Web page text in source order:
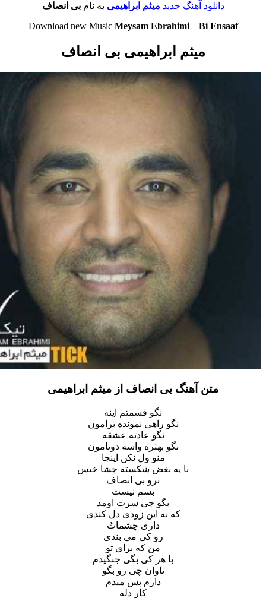
دانلود آهنگ جدید میثم ابراهیمی به نامبی انصاف
Download new Music Meysam Ebrahimi–Bi
میثم ابراهیمی بی انصاف
متن آهنگ بی انصاف از میثم ابراهیمی
نگو قسمتم اینه
نگو راهی نمونده برامون
نگو عادته عشقه
نگو بهتره واسه دوتامون
منو ول نکن اینجا
با یه بغض شکسته چشا خیس
نرو بی انصاف
بسم نیست
بگو چی سرت اومد
که به این زودی دل کندی
داری چشماتُ
رو کی می بندی
من که برای تو
با هر کی بگی جنگیدم
تاوان چی رو بگو
دارم پس میدم